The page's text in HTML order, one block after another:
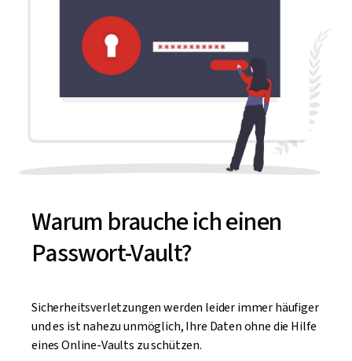
Warum brauche ich einen
Passwort-Vault?
Sicherheitsverletzungen werden leider immer häufiger
und es ist nahezu unmöglich, Ihre Daten ohne die Hilfe
eines Online-Vaults zu schützen.